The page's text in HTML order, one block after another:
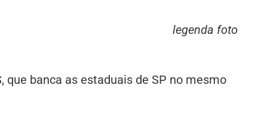
legenda foto
que banca as estaduais de SP no mesmo